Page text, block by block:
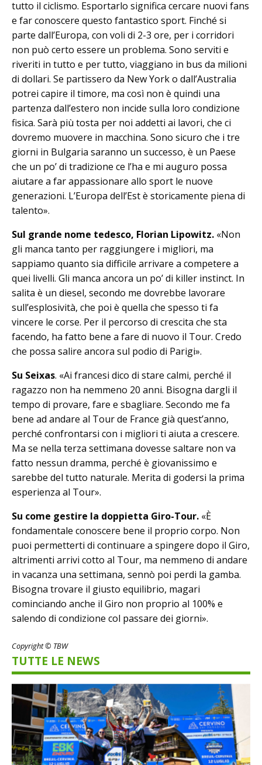
tutto il ciclismo. Esportarlo significa cercare nuovi fans
e far conoscere questo fantastico sport. Finché si
parte dall’Europa, con voli di 2-3 ore, per i corridori
non può certo essere un problema. Sono serviti e
riveriti in tutto e per tutto, viaggiano in bus da milioni
di dollari. Se partissero da New York o dall’Australia
potrei capire il timore, ma così non è quindi una
partenza dall’estero non incide sulla loro condizione
fisica. Sarà più tosta per noi addetti ai lavori, che ci
dovremo muovere in macchina. Sono sicuro che i tre
giorni in Bulgaria saranno un successo, è un Paese
che un po’ di tradizione ce l’ha e mi auguro possa
aiutare a far appassionare allo sport le nuove
generazioni. L’Europa dell’Est è storicamente piena di
talento».
Sul grande nome tedesco, Florian Lipowitz. «Non
gli manca tanto per raggiungere i migliori, ma
sappiamo quanto sia difficile arrivare a competere a
quei livelli. Gli manca ancora un po’ di killer instinct. In
salita è un diesel, secondo me dovrebbe lavorare
sull’esplosività, che poi è quella che spesso ti fa
vincere le corse. Per il percorso di crescita che sta
facendo, ha fatto bene a fare di nuovo il Tour. Credo
che possa salire ancora sul podio di Parigi».
Su Seixas. «Ai francesi dico di stare calmi, perché il
ragazzo non ha nemmeno 20 anni. Bisogna dargli il
tempo di provare, fare e sbagliare. Secondo me fa
bene ad andare al Tour de France già quest’anno,
perché confrontarsi con i migliori ti aiuta a crescere.
Ma se nella terza settimana dovesse saltare non va
fatto nessun dramma, perché è giovanissimo e
sarebbe del tutto naturale. Merita di godersi la prima
esperienza al Tour».
Su come gestire la doppietta Giro-Tour. «È
fondamentale conoscere bene il proprio corpo. Non
puoi permetterti di continuare a spingere dopo il Giro,
altrimenti arrivi cotto al Tour, ma nemmeno di andare
in vacanza una settimana, sennò poi perdi la gamba.
Bisogna trovare il giusto equilibrio, magari
cominciando anche il Giro non proprio al 100% e
salendo di condizione col passare dei giorni».
Copyright © TBW
TUTTE LE NEWS